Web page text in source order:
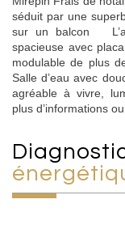
séduit par une
sur un balcon
spacieuse avec
modulable de plus
Salle d’eau avec
agréable à vivre,
plus d’informations